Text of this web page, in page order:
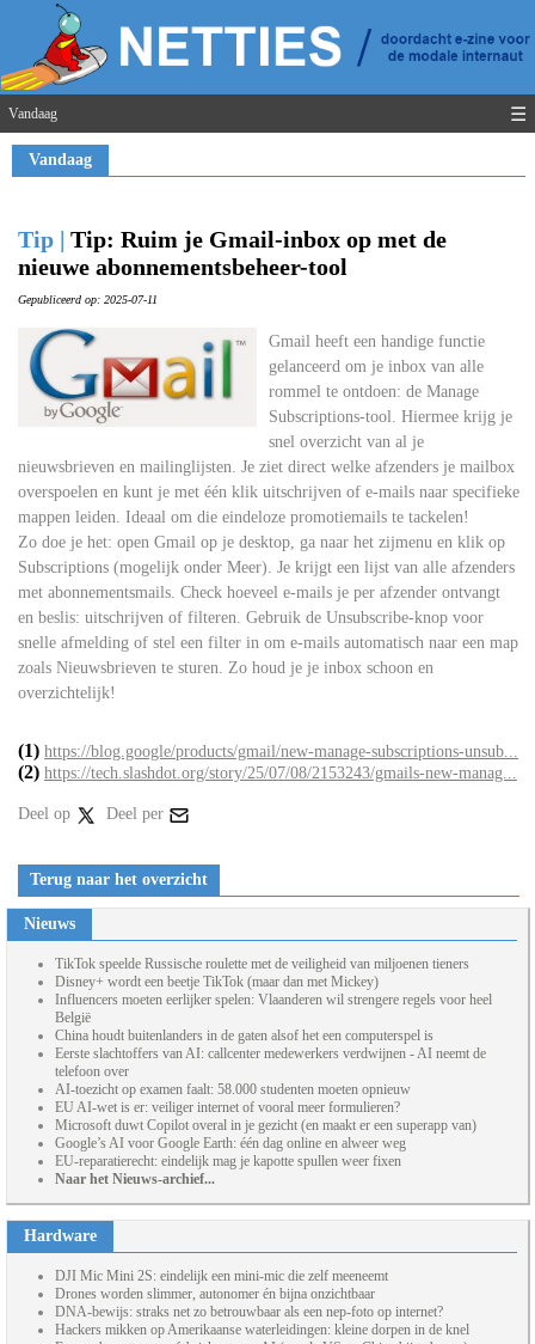
Vandaag ☰
Vandaag
Tip | Tip: Ruim je Gmail-inbox op met de
nieuwe abonnementsbeheer-tool
Gepubliceerd op: 2025-07-11
Gmail heeft een handige functie
gelanceerd om je inbox van alle
rommel te ontdoen: de Manage
Subscriptions-tool. Hiermee krijg je
snel overzicht van al je
nieuwsbrieven en mailinglijsten. Je ziet direct welke afzenders je mailbox
overspoelen en kunt je met één klik uitschrijven of e-mails naar specifieke
mappen leiden. Ideaal om die eindeloze promotiemails te tackelen!
Zo doe je het: open Gmail op je desktop, ga naar het zijmenu en klik op
Subscriptions (mogelijk onder Meer). Je krijgt een lijst van alle afzenders
met abonnementsmails. Check hoeveel e-mails je per afzender ontvangt
en beslis: uitschrijven of filteren. Gebruik de Unsubscribe-knop voor
snelle afmelding of stel een filter in om e-mails automatisch naar een map
zoals Nieuwsbrieven te sturen. Zo houd je je inbox schoon en
overzichtelijk!
(1) https://blog.google/products/gmail/new-manage-subscriptions-unsub...
(2) https://tech.slashdot.org/story/25/07/08/2153243/gmails-new-manag...
Deel op Deel per
Terug naar het overzicht
Nieuws
TikTok speelde Russische roulette met de veiligheid van miljoenen tieners
Disney+ wordt een beetje TikTok (maar dan met Mickey)
Influencers moeten eerlijker spelen: Vlaanderen wil strengere regels voor heel
België
China houdt buitenlanders in de gaten alsof het een computerspel is
Eerste slachtoffers van AI: callcenter medewerkers verdwijnen - AI neemt de
telefoon over
AI-toezicht op examen faalt: 58.000 studenten moeten opnieuw
EU AI-wet is er: veiliger internet of vooral meer formulieren?
Microsoft duwt Copilot overal in je gezicht (en maakt er een superapp van)
Google’s AI voor Google Earth: één dag online en alweer weg
EU-reparatierecht: eindelijk mag je kapotte spullen weer fixen
Naar het Nieuws-archief...
Hardware
DJI Mic Mini 2S: eindelijk een mini-mic die zelf meeneemt
Drones worden slimmer, autonomer én bijna onzichtbaar
DNA-bewijs: straks net zo betrouwbaar als een nep-foto op internet?
Hackers mikken op Amerikaanse waterleidingen: kleine dorpen in de knel